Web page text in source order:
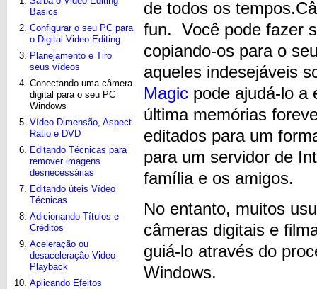
Basics
Configurar o seu PC para
o Digital Video Editing
Planejamento e Tiro
seus vídeos
Conectando uma câmera
digital para o seu PC
Windows
Vídeo Dimensão, Aspect
Ratio e DVD
Editando Técnicas para
remover imagens
desnecessárias
Editando úteis Vídeo
Técnicas
Adicionando Títulos e
Créditos
Aceleração ou
desaceleração Video
Playback
Aplicando Efeitos
de todos os
fun. Você pode fazer
copiando-os para o
aqueles indesejáveis
Magic pode ajudá-lo a
última memórias
editados para um
para um servidor de
família e os amigos.
No entanto, muitos
câmeras digitais e
guiá-lo através do
Windows.